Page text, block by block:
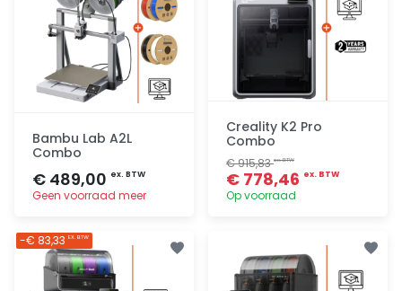
Bambu Lab A2L
Combo
€ 489,00 ex. BTW
Geen voorraad meer
Creality K2 Pro
Combo
€ 915,83ex. BTW
€ 778,46 ex. BTW
Op voorraad
-€ 83,33 EX. BTW